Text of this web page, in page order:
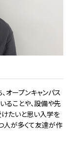
オープンキャンパス
ることや、設備や先
たいと思い入学を
人が多くて友達が作